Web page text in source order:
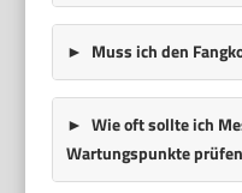
Muss ich den
Wie oft sollte ich
Wartungspunkte